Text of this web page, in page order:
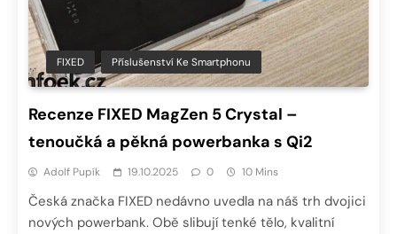
FIXED Příslušenství Ke Smartphonu
Recenze FIXED MagZen 5 Crystal –
tenoučká a pěkná powerbanka s Qi2
Adolf Pupík 19.10.2025 0 10 Mins
Česká značka FIXED nedávno uvedla na náš trh dvojici
nových powerbank. Obě slibují tenké tělo, kvalitní